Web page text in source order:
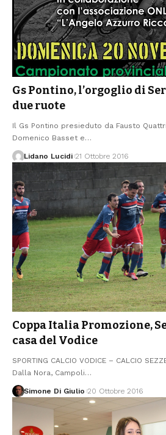
Gs Pontino, l’orgoglio di
due ruote
Il Gs Pontino presieduto da Fausto
Domenico Basset e…
Lidano Lucidi 21 Ottobre 2016
Coppa Italia Promozione,
casa del Vodice
SPORTING CALCIO VODICE – CALCIO
Dalla Nora, Campoli…
Simone Di Giulio 20 Ottobre 2016